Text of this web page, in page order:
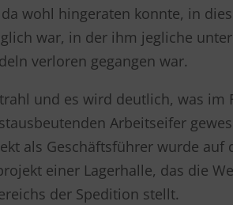
wohl hingeraten konnte, in
war, in der ihm jegliche
verloren gegangen war.
und es wird deutlich, was im
Arbeitseifer
als Geschäftsführer wurde auf
einer Lagerhalle, das die
der Spedition stellt.